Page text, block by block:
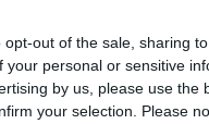
opt-out of the sale, sharing
your personal or sensitive
by us, please use the
your selection. Please